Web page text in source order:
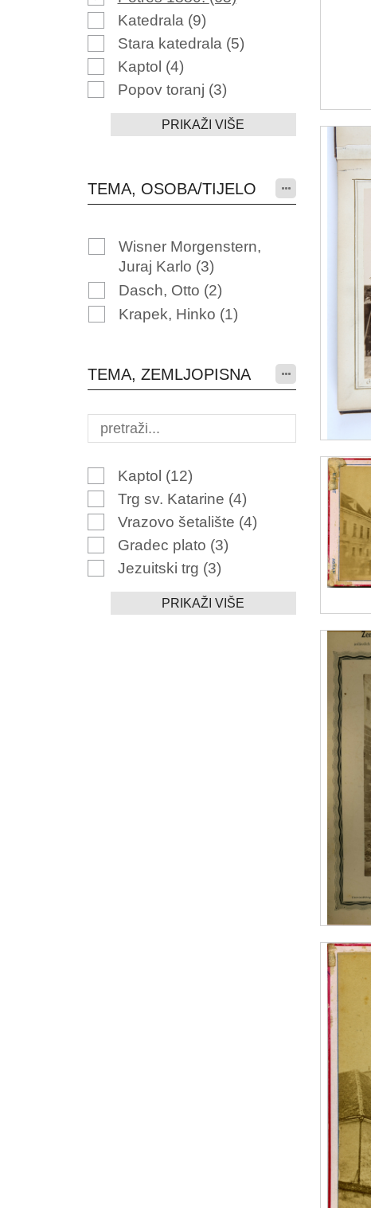
Katedrala (9)
Stara katedrala (5)
Kaptol (4)
Popov toranj (3)
PRIKAŽI VIŠE
TEMA, OSOBA/TIJELO
Wisner Morgenstern,
Juraj Karlo (3)
Dasch, Otto (2)
Krapek, Hinko (1)
TEMA, ZEMLJOPISNA
Kaptol (12)
Trg sv. Katarine (4)
Vrazovo šetalište (4)
Gradec plato (3)
Jezuitski trg (3)
PRIKAŽI VIŠE